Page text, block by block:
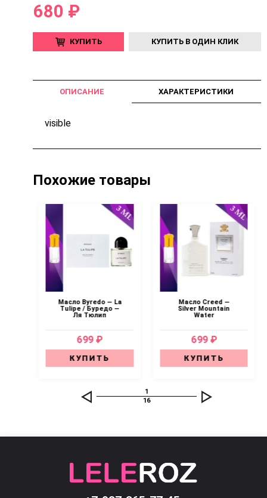
680 ₽
КУПИТЬ КУПИТЬ В ОДИН КЛИК
ОПИСАНИЕ ХАРАКТЕРИСТИКИ
visible
Похожие товары
Масло Byredo — La
Tulipe / Буредо —
Ля Тюлип
699 ₽
КУПИТЬ
Масло Creed —
Silver Mountain
Water
699 ₽
КУПИТЬ
1
16